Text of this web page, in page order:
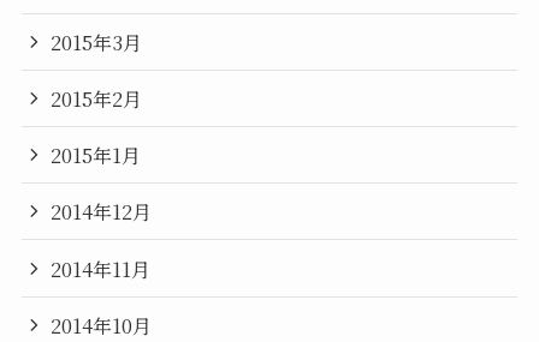
2015年3月
2015年2月
2015年1月
2014年12月
2014年11月
2014年10月